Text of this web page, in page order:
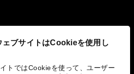
ェブサイトはCookieを使用し
トではCookieを使って、ユーザー
り組み